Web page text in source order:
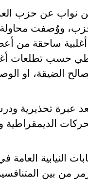
نواب عن حزب
ووُصفت
حسب تطلعات
الضيقة، او
عبرة تحذيرية
من بين